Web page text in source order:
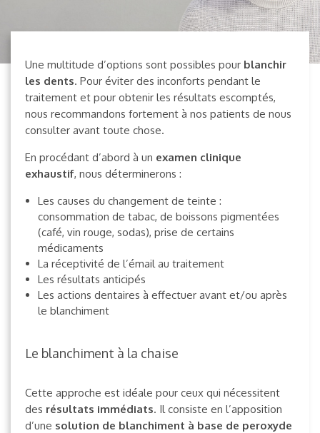
Une multitude d’options sont possibles pour blanchir
les dents. Pour éviter des inconforts pendant le
traitement et pour obtenir les résultats escomptés,
nous recommandons fortement à nos patients de nous
consulter avant toute chose.
En procédant d’abord à un examen clinique
exhaustif, nous déterminerons :
Les causes du changement de teinte :
consommation de tabac, de boissons pigmentées
(café, vin rouge, sodas), prise de certains
médicaments
La réceptivité de l’émail au traitement
Les résultats anticipés
Les actions dentaires à effectuer avant et/ou après
le blanchiment
Le blanchiment à la chaise
Cette approche est idéale pour ceux qui nécessitent
des résultats immédiats. Il consiste en l’apposition
d’une solution de blanchiment à base de peroxyde